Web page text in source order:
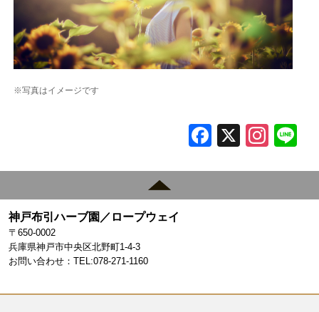
※写真はイメージです
F
e
k
X In
gr
神戸布引ハーブ園／ロープウェイ
〒650-0002
兵庫県神戸市中央区北野町1-4-3
お問い合わせ：TEL:078-271-1160